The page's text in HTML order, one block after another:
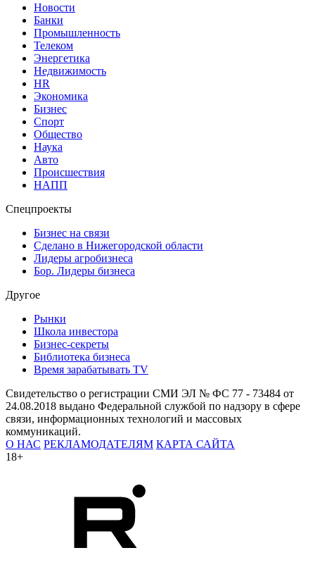
Новости
Банки
Промышленность
Телеком
Энергетика
Недвижимость
HR
Экономика
Бизнес
Спорт
Общество
Наука
Авто
Происшествия
НАПП
Спецпроекты
Бизнес на связи
Сделано в Нижегородской области
Лидеры агробизнеса
Бор. Лидеры бизнеса
Другое
Рынки
Школа инвестора
Бизнес-секреты
Библиотека бизнеса
Время зарабатывать TV
Свидетельство о регистрации СМИ ЭЛ № ФС 77 - 73484 от
24.08.2018 выдано Федеральной службой по надзору в сфере
связи, информационных технологий и массовых
коммуникаций.
О НАС РЕКЛАМОДАТЕЛЯМ КАРТА САЙТА
18+